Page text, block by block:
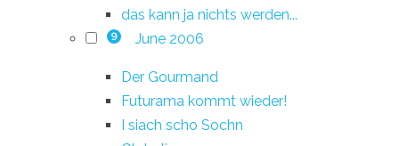
das kann ja nichts werden...
9 June 2006
Der Gourmand
Futurama kommt wieder!
I siach scho Sochn